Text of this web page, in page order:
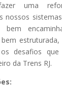
uma
nossos
desafios que
da Trens RJ.